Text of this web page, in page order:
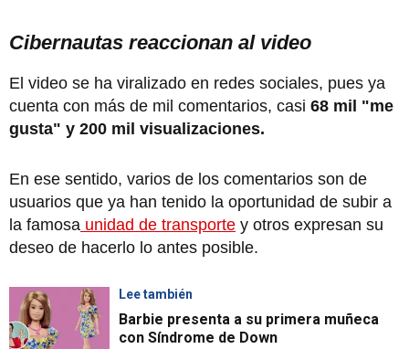
Cibernautas reaccionan al video
El video se ha viralizado en redes sociales, pues ya
cuenta con más de mil comentarios, casi 68 mil "me
gusta" y 200 mil visualizaciones.
En ese sentido, varios de los comentarios son de
usuarios que ya han tenido la oportunidad de subir a
la famosa unidad de transporte y otros expresan su
deseo de hacerlo lo antes posible.
Lee también
Barbie presenta a su primera muñeca
con Síndrome de Down